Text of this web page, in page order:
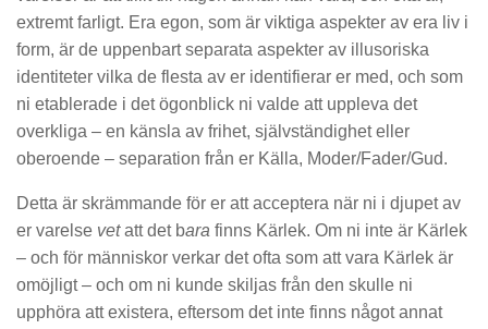
extremt farligt. Era egon, som är viktiga aspekter av era liv i
form, är de uppenbart separata aspekter av illusoriska
identiteter vilka de flesta av er identifierar er med, och som
ni etablerade i det ögonblick ni valde att uppleva det
overkliga – en känsla av frihet, självständighet eller
oberoende – separation från er Källa, Moder/Fader/Gud.
Detta är skrämmande för er att acceptera när ni i djupet av
er varelse vetatt det bara finns Kärlek. Om ni inte är Kärlek
– och för människor verkar det ofta som att vara Kärlek är
omöjligt – och om ni kunde skiljas från den skulle ni
upphöra att existera, eftersom det inte finns något annat